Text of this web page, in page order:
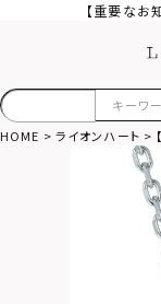
【重要なお
HOME ライオンハート